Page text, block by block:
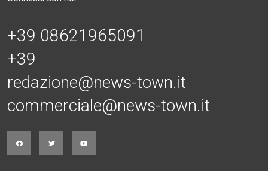
+39 08621965091
+39
redazione@news-town.it
commerciale@news-town.it